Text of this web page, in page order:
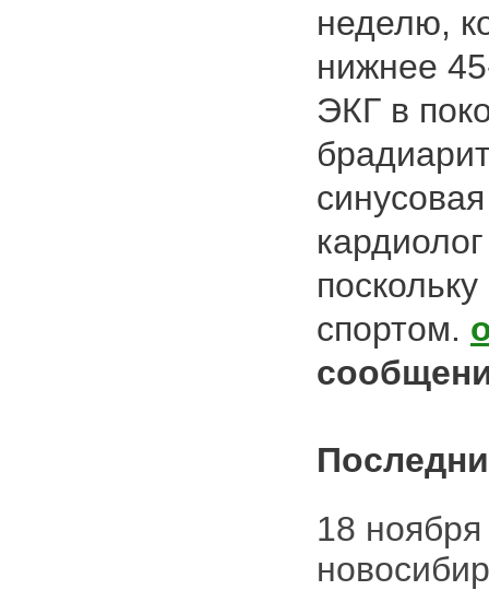
неделю,
нижнее
ЭКГ в
спортом.
18